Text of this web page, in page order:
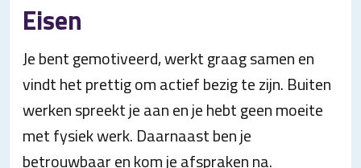
Eisen
Je bent gemotiveerd, werkt graag samen en
vindt het prettig om actief bezig te zijn. Buiten
werken spreekt je aan en je hebt geen moeite
met fysiek werk. Daarnaast ben je
betrouwbaar en kom je afspraken na.